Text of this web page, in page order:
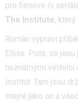
pro filmové či
The Institute,
Román vypráví
Ellise. Poté, co
neznámými vetřelci
Institut. Tam jsou
stejně jako on a